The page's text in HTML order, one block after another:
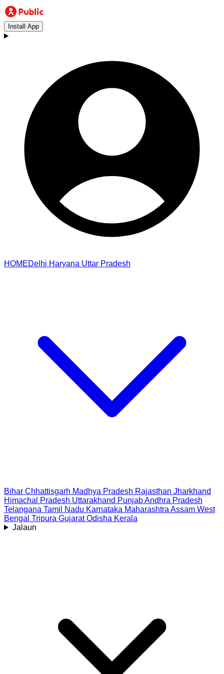
Install App
HOMEDelhi Haryana Uttar Pradesh
Bihar Chhattisgarh Madhya Pradesh Rajasthan Jharkhand
Himachal Pradesh Uttarakhand PunjabAndhra Pradesh
Telangana Tamil Nadu Karnataka Maharashtra Assam West
Bengal Tripura Gujarat Odisha Kerala
Jalaun